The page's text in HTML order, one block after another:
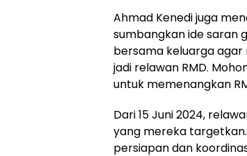
Ahmad Kenedi juga
sumbangkan ide saran
bersama keluarga
jadi relawan RMD.
untuk memenangkan
Dari 15 Juni 2024,
yang mereka
persiapan dan